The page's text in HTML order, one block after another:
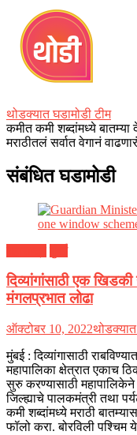
थोडक्यात घडामोडी टीम
कमीत कमी शब्दांमध्ये
मराठीतलं सर्वात वेगानं
संबंधित घडामोडी
दिव्यांगांसाठी एक
मंगलप्रभात लोढा
ऑक्टोबर 10, 2022थोडक्यात
मुंबई : दिव्यांगासाठी
महापालिका क्षेत्रात एकाच
सुरु करण्यासाठी महापालिकेने
जिल्ह्याचे पालकमंत्री तथा
कमी शब्दांमध्ये मराठी
फॉलो करा. बोरविली